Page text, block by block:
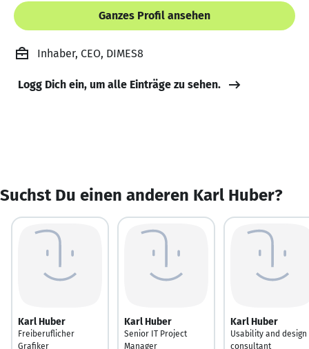
Ganzes Profil ansehen
Inhaber, CEO, DIMES8
Logg Dich ein, um alle Einträge zu sehen.
Suchst Du einen anderen Karl Huber?
Karl Huber
Freiberuflicher
Grafiker
Karl Huber
Senior IT Project
Manager
Karl Huber
Usability and design
consultant